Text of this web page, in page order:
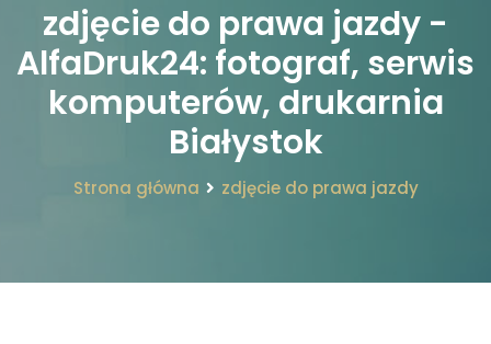
zdjęcie do prawa jazdy -
AlfaDruk24: fotograf, serwis
komputerów, drukarnia
Białystok
Strona główna zdjęcie do prawa jazdy